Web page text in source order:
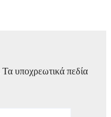
Τα υποχρεωτικά πεδία